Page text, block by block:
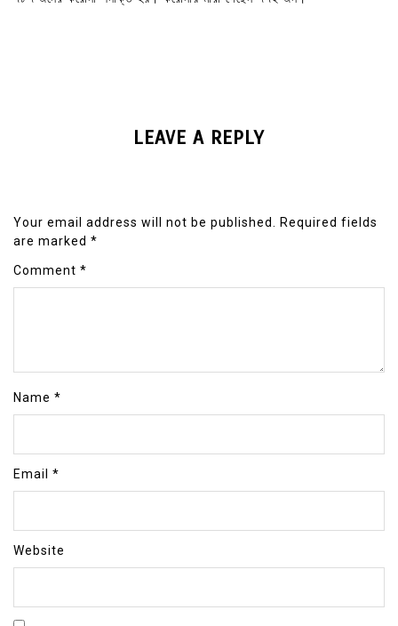
LEAVE A REPLY
Your email address will not be published.
Required fields
are marked *
Comment *
Name *
Email *
Website